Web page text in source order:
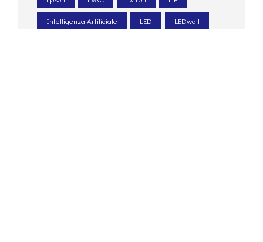
Intelligenza Artificiale LED LEDwall